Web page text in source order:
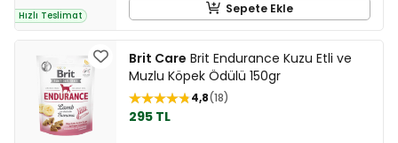
Hızlı Teslimat Sepete Ekle
Brit Care Brit Endurance Kuzu Etli ve
Muzlu Köpek Ödülü 150gr
4,8 18
295 TL